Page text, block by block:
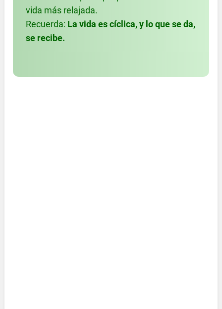
vida más relajada.
Recuerda: La vida es cíclica, y lo que se da,
se recibe.